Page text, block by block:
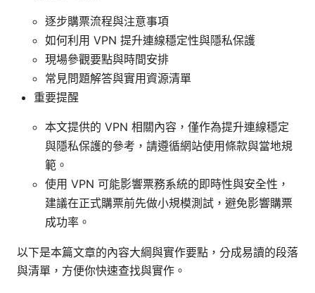
逐步購票流程與注意事項
如何利用 VPN 提升連線穩定性與隱私保護
現場參觀要點與時間安排
常見問題解答與實用資源清單
重要提醒
本文提供的 VPN 相關內容，僅作為提升連線穩定
與隱私保護的參考，請遵循網站使用條款與當地規
範。
使用 VPN 可能影響票務系統的即時性與安全性，
建議在正式購票前先做小規模測試，避免影響購票
成功率。
以下是本篇文章的內容大綱與實作要點，分成易讀的段落
與清單，方便你快速查找與實作。